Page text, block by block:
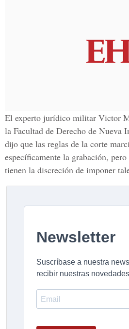
El experto jurídico militar Victor
la Facultad de Derecho de Nueva
dijo que las reglas de la corte
específicamente la grabación,
tienen la discreción de imponer